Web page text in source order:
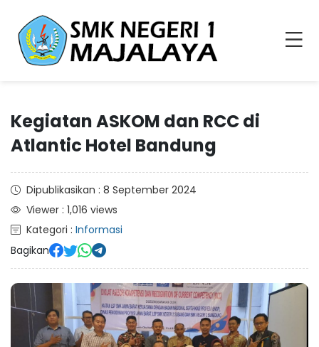
Kegiatan ASKOM dan RCC di
Atlantic Hotel Bandung
Dipublikasikan : 8 September 2024
Viewer : 1,016 views
Kategori : Informasi
Bagikan